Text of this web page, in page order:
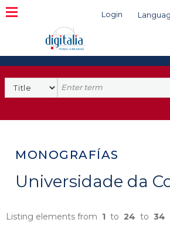
Login
Search
MONOGRAFÍAS
Universidade da
Listing elements from 1 to 24 to 34